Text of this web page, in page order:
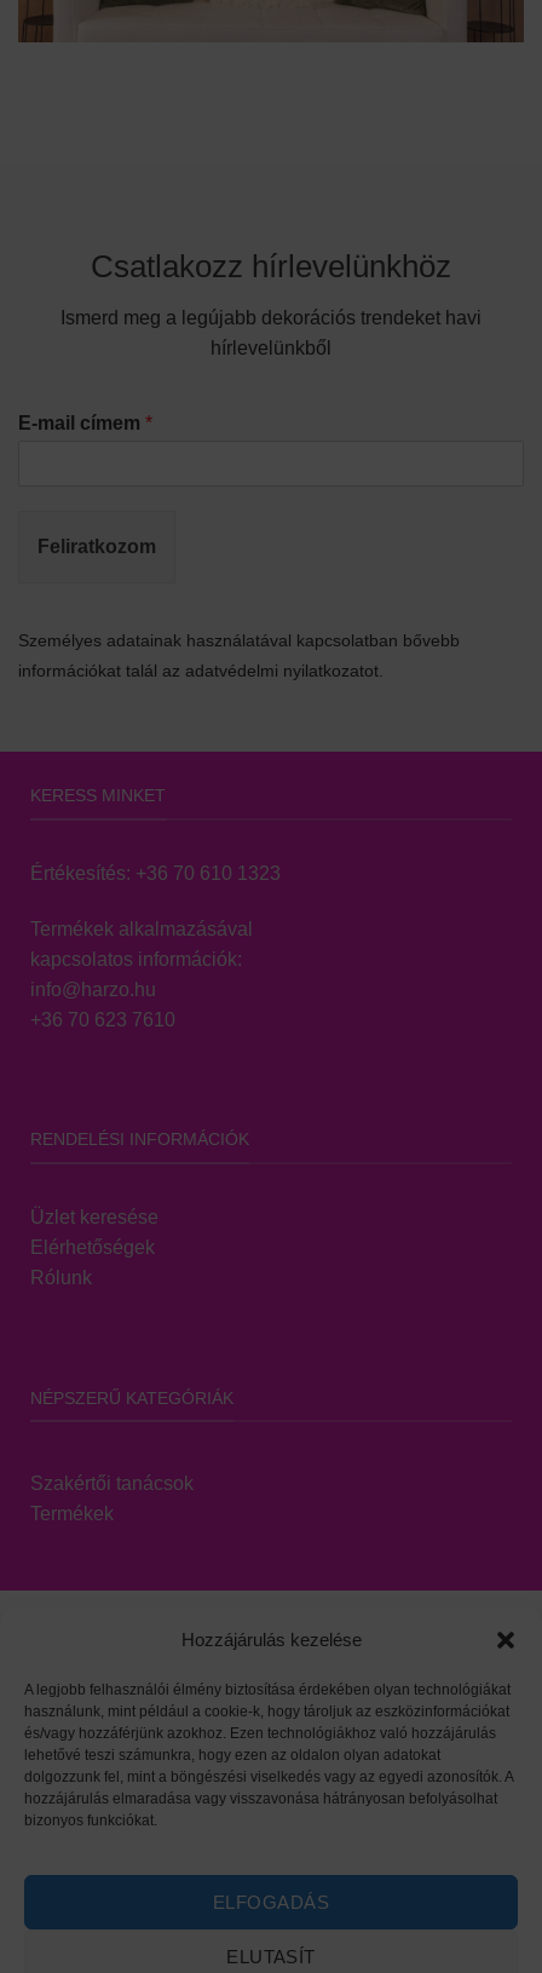
Hozzájárulás kezelése
A legjobb felhasználói élmény biztosítása érdekében olyan technológiákat
használunk, mint például a cookie-k, hogy tároljuk az eszközinformációkat
és/vagy hozzáférjünk azokhoz. Ezen technológiákhoz való hozzájárulás
lehetővé teszi számunkra, hogy ezen az oldalon olyan adatokat
dolgozzunk fel, mint a böngészési viselkedés vagy az egyedi azonosítók. A
hozzájárulás elmaradása vagy visszavonása hátrányosan befolyásolhat
bizonyos funkciókat.
ELFOGADÁS
ELUTASÍT
Csatlakozz hírlevelünkhöz
Ismerd meg a legújabb dekorációs trendeket havi
hírlevelünkből
E-mail címem *
Feliratkozom
Személyes adatainak használatával kapcsolatban bővebb
információkat talál az adatvédelmi nyilatkozatot.
KERESS MINKET
Értékesítés: +36 70 610 1323
Termékek alkalmazásával
kapcsolatos információk:
info@harzo.hu
+36 70 623 7610
RENDELÉSI INFORMÁCIÓK
Üzlet keresése
Elérhetőségek
Rólunk
NÉPSZERŰ KATEGÓRIÁK
Szakértői tanácsok
Termékek
Viszonteladói oldal| Adatvédelem|HARZO tárgymutató